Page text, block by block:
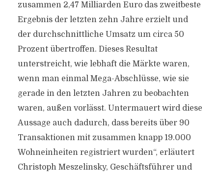
zusammen 2,47 Milliarden Euro das zweitbeste
Ergebnis der letzten zehn Jahre erzielt und
der durchschnittliche Umsatz um circa 50
Prozent übertroffen. Dieses Resultat
unterstreicht, wie lebhaft die Märkte waren,
wenn man einmal Mega-Abschlüsse, wie sie
gerade in den letzten Jahren zu beobachten
waren, außen vorlässt. Untermauert wird diese
Aussage auch dadurch, dass bereits über 90
Transaktionen mit zusammen knapp 19.000
Wohneinheiten registriert wurden“, erläutert
Christoph Meszelinsky, Geschäftsführer und